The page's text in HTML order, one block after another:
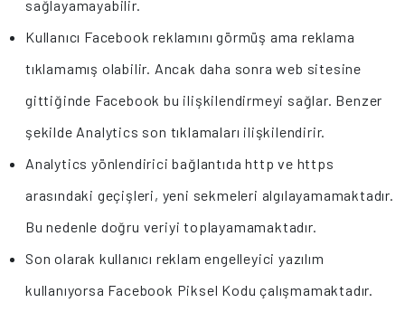
sağlayamayabilir.
Kullanıcı Facebook reklamını görmüş ama reklama
tıklamamış olabilir. Ancak daha sonra web sitesine
gittiğinde Facebook bu ilişkilendirmeyi sağlar. Benzer
şekilde Analytics son tıklamaları ilişkilendirir.
Analytics yönlendirici bağlantıda http ve https
arasındaki geçişleri, yeni sekmeleri algılayamamaktadır.
Bu nedenle doğru veriyi toplayamamaktadır.
Son olarak kullanıcı reklam engelleyici yazılım
kullanıyorsa Facebook Piksel Kodu çalışmamaktadır.